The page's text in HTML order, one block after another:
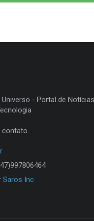
- Portal de
contato.
Saros Inc